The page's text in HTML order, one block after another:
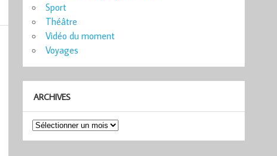
Sport
Théâtre
Vidéo du moment
Voyages
ARCHIVES
Archives